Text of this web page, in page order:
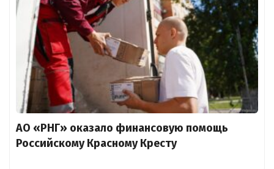
АО «РНГ» оказало финансовую помощь
Российскому Красному Кресту